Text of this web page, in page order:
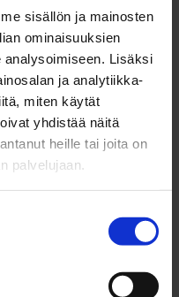
sisällön ja mainosten
ominaisuuksien
Lisäksi
ja analytiikka-
miten käytät
yhdistää näitä
heille tai joita on
palvelujaan.
Onni-
2023 Petri
hyvästä
sekä
kanssa.
Oy:ssa, joka on